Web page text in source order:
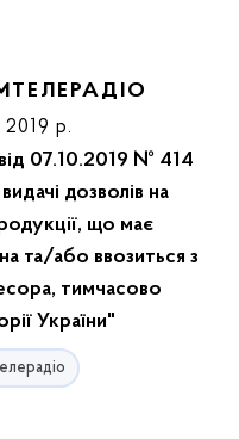
2019 р.
07.10.2019 № 414
дозволів на
що має
та/або ввозиться з
тимчасово
України"